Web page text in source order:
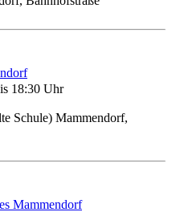
18:30 Uhr
Schule) Mammendorf,
Mammendorf